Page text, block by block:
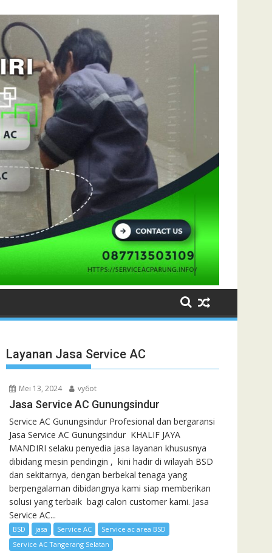
Layanan Jasa Service AC
Mei 13, 2024 vy6ot
Jasa Service AC Gunungsindur
Service AC Gunungsindur Profesional dan bergaransi
Jasa Service AC Gunungsindur KHALIF JAYA
MANDIRI selaku penyedia jasa layanan khususnya
dibidang mesin pendingin , kini hadir di wilayah BSD
dan sekitarnya, dengan berbekal tenaga yang
berpengalaman dibidangnya kami siap memberikan
solusi yang terbaik bagi calon customer kami. Jasa
Service AC...
BSD jasa Service AC
Service ac area BSD
Service AC Tangerang Selatan